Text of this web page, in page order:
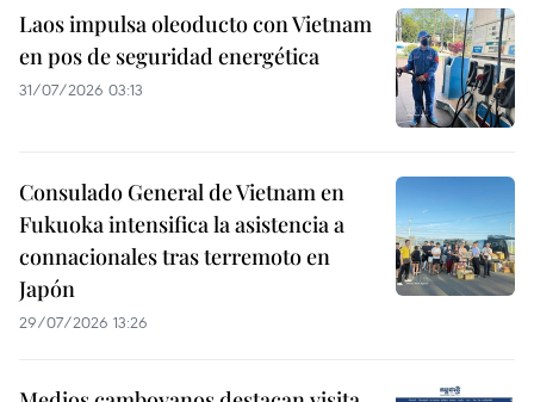
Laos impulsa oleoducto con Vietnam
en pos de seguridad energética
31/07/2026 03:13
Consulado General de Vietnam en
Fukuoka intensifica la asistencia a
connacionales tras terremoto en
Japón
29/07/2026 13:26